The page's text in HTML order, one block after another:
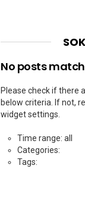
No posts
Please check if there
below criteria. If not,
widget settings.
Time range: all
Categories:
Tags: